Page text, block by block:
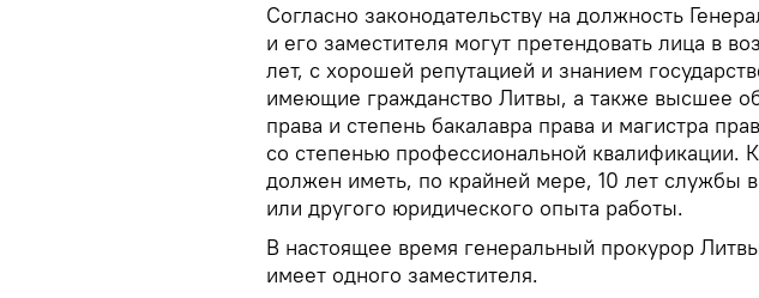
Согласно законодательству на должность
и его заместителя могут претендовать лица в
лет, с хорошей репутацией и знанием
имеющие гражданство Литвы, а также высшее
права и степень бакалавра права и магистра
со степенью профессиональной квалификации.
должен иметь, по крайней мере, 10 лет службы в
или другого юридического опыта работы.
В настоящее время генеральный прокурор
имеет одного заместителя.